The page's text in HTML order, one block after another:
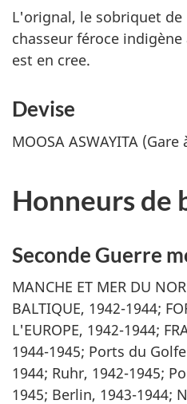
L'orignal, le sobriquet
chasseur féroce indigène
est en cree.
Devise
MOOSA ASWAYITA (Gare
Honneurs de
Seconde Guerre
MANCHE ET MER DU
BALTIQUE, 1942-1944;
L'EUROPE, 1942-1944;
1944-1945; Ports du
1944; Ruhr, 1942-1945;
1945; Berlin, 1943-1944;